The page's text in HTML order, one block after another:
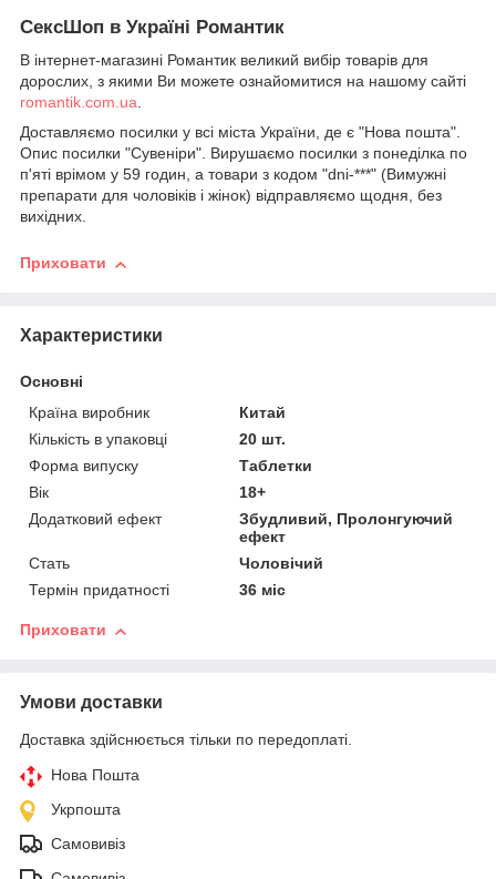
СексШоп в Україні Романтик
В інтернет-магазині Романтик великий вибір товарів для
дорослих, з якими Ви можете ознайомитися на нашому сайті
romantik.com.ua.
Доставляємо посилки у всі міста України, де є "Нова пошта".
Опис посилки "Сувеніри". Вирушаємо посилки з понеділка по
п'яті врімом у 59 годин, а товари з кодом "dni-***" (Вимужні
препарати для чоловіків і жінок) відправляємо щодня, без
вихідних.
Приховати
Характеристики
Основні
Країна виробник
Китай
Кількість в упаковці
20 шт.
Форма випуску
Таблетки
Вік
18+
Додатковий ефект
Збудливий, Пролонгуючий
ефект
Стать
Чоловічий
Термін придатності
36 міс
Приховати
Умови доставки
Доставка здійснюється тільки по передоплаті.
Нова Пошта
Укрпошта
Самовивіз